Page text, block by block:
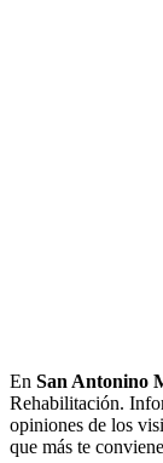
En San Antonino
Rehabilitación.
opiniones de los
que más te